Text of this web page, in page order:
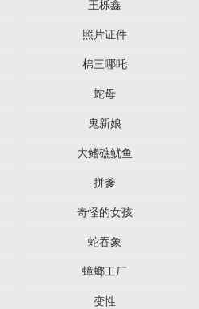
王栎鑫
照片证件
棉三哪吒
蛇母
鬼新娘
大鳍礁鱿鱼
拼爹
奇怪的女孩
蛇吞象
蟑螂工厂
变性